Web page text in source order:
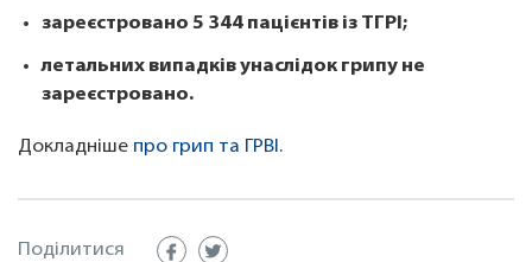
зареєстровано 5 344 пацієнтів із ТГРІ;
летальних випадків унаслідок грипу не
зареєстровано.
Докладніше про грип та ГРВІ.
Поділитися